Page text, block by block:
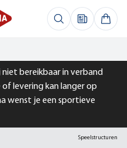
bereikbaar in verband
levering kan langer op
wenst je een sportieve
Speelstructuren